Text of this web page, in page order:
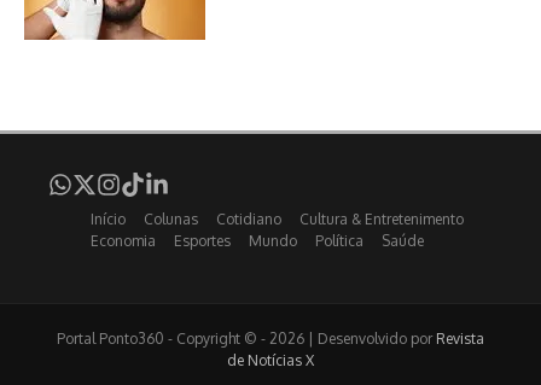
Início Colunas Cotidiano
Cultura & Entretenimento
Economia
Esportes Mundo Política Saúde
Portal Ponto360 - Copyright © - 2026 | Desenvolvido por Revista
de Notícias X